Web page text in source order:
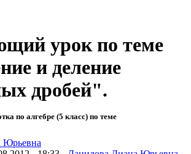
урок по теме
и деление
дробей".
по алгебре (5 класс) по теме